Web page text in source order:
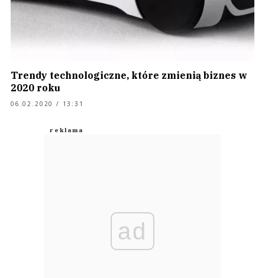
Trendy technologiczne, które zmienią biznes w
2020 roku
06.02.2020 / 13:31
ad